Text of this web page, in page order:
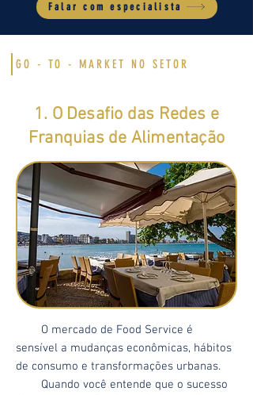
Falar com especialista
GO - TO - MARKET NO SETOR
1. O Desafio das Redes e
Franquias de Alimentação
O mercado de Food Service é
sensível a mudanças econômicas, hábitos
de consumo e transformações urbanas.
Quando você entende que o sucesso